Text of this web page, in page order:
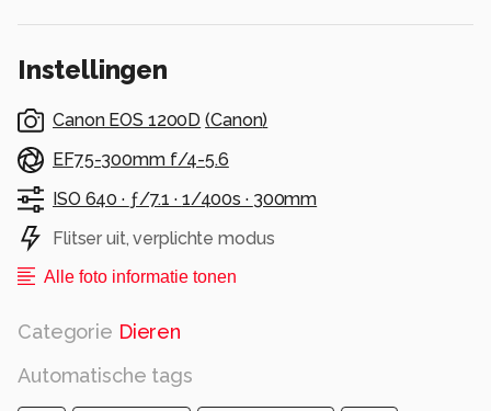
Instellingen
Canon EOS 1200D (Canon)
EF75-300mm f/4-5.6
ISO 640 · ƒ/7.1 · 1/400s · 300mm
Flitser uit, verplichte modus
Alle foto informatie tonen
Categorie Dieren
Automatische tags